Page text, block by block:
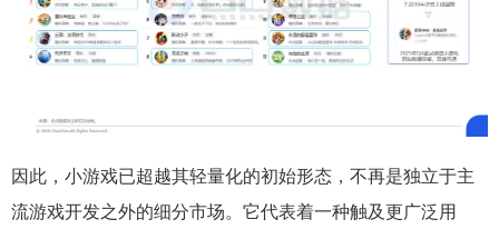
因此，小游戏已超越其轻量化的初始形态，不再是独立于主
流游戏开发之外的细分市场。它代表着一种触及更广泛用